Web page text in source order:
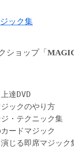
ック集
ショップ「
達DVD
ックのやり方
・テクニック集
ードマジック
じる即席マジック